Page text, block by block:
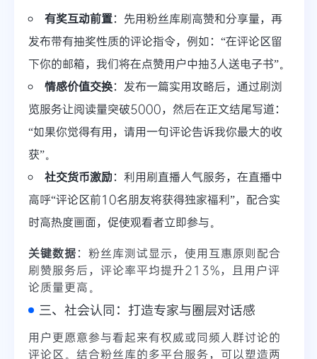
有奖互动前置：先用粉丝库刷高赞和分享量，再
发布带有抽奖性质的评论指令，例如：“在评论区留
下你的邮箱，我们将在点赞用户中抽3人送电子书”。
情感价值交换：发布一篇实用攻略后，通过刷浏
览服务让阅读量突破5000，然后在正文结尾写道：
“如果你觉得有用，请用一句评论告诉我你最大的收
获”。
社交货币激励：利用刷直播人气服务，在直播中
高呼“评论区前10名朋友将获得独家福利”，配合实
时高热度画面，促使观看者立即参与。
关键数据：粉丝库测试显示，使用互惠原则配合
刷赞服务后，评论率平均提升213%，且用户评
论质量更高。
三、社会认同：打造专家与圈层对话感
用户更愿意参与看起来有权威或同频人群讨论的
评论区。结合粉丝库的多平台服务，可以塑造两